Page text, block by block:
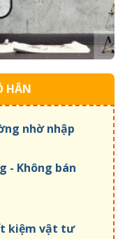
HÂN
nhờ nhập
- Không bán
kiệm vật tư